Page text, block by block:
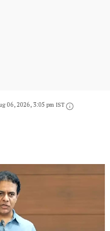
06, 2026, 3:05 pm IST